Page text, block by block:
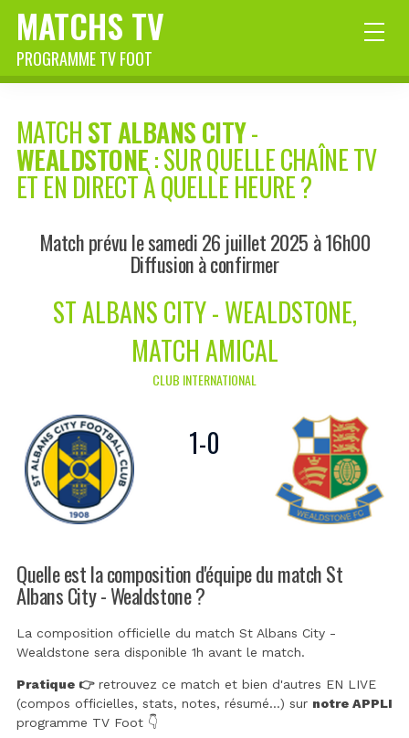
MATCHS TV
PROGRAMME TV FOOT
MATCHST ALBANS CITY-
WEALDSTONE: SUR QUELLE CHAÎNE TV
ET EN DIRECT À QUELLE HEURE ?
Match prévu le samedi 26 juillet 2025 à 16h00
Diffusion à confirmer
ST ALBANS CITY - WEALDSTONE,
MATCH AMICAL
CLUB INTERNATIONAL
1-0
Quelle est la composition d'équipe du match St
Albans City - Wealdstone ?
La composition officielle du match St Albans City -
Wealdstone sera disponible 1h avant le match.
Pratique 👉retrouvez ce match et bien d'autres EN LIVE
(compos officielles, stats, notes, résumé...) sur notre APPLI
programme TV Foot 👇